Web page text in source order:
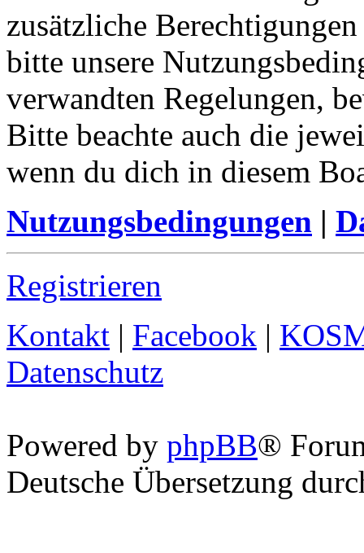
zusätzliche
bitte unsere
verwandten Regelungen,
Bitte beachte auch die
wenn du dich in diesem
Nutzungsbedingungen |
Registrieren
Kontakt | Facebook |
Datenschutz
Powered by phpBB®
Deutsche Übersetzung